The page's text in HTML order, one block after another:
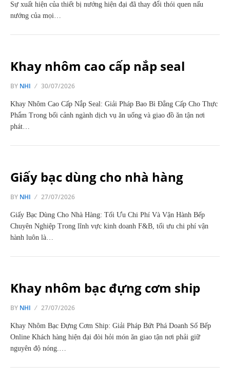
Sự xuất hiện của thiết bị nướng hiện đại đã thay đổi thói quen nấu
nướng của mọi…
Khay nhôm cao cấp nắp seal
BY NHI 30/07/2026
Khay Nhôm Cao Cấp Nắp Seal: Giải Pháp Bao Bì Đẳng Cấp Cho Thực
Phẩm Trong bối cảnh ngành dịch vụ ăn uống và giao đồ ăn tận nơi
phát…
Giấy bạc dùng cho nhà hàng
BY NHI 27/07/2026
Giấy Bạc Dùng Cho Nhà Hàng: Tối Ưu Chi Phí Và Vận Hành Bếp
Chuyên Nghiệp Trong lĩnh vực kinh doanh F&B, tối ưu chi phí vận
hành luôn là…
Khay nhôm bạc đựng cơm ship
BY NHI 27/07/2026
Khay Nhôm Bạc Đựng Cơm Ship: Giải Pháp Bứt Phá Doanh Số Bếp
Online Khách hàng hiện đại đòi hỏi món ăn giao tận nơi phải giữ
nguyên độ nóng.…